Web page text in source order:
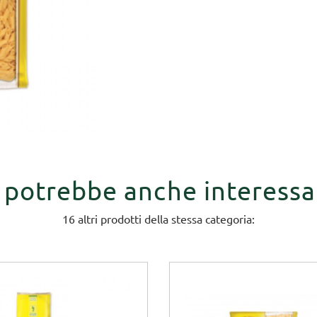
potrebbe anche
16 altri prodotti della stessa categoria: